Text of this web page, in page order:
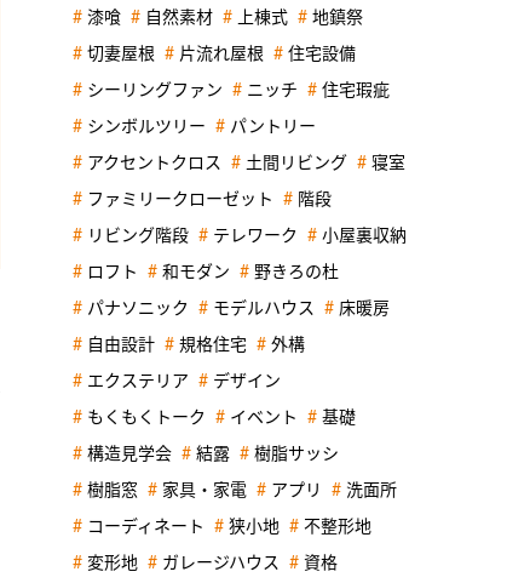
漆喰 自然素材 上棟式 地鎮祭
切妻屋根 片流れ屋根 住宅設備
シーリングファン ニッチ 住宅瑕疵
シンボルツリー パントリー
アクセントクロス 土間リビング 寝室
ファミリークローゼット 階段
リビング階段 テレワーク 小屋裏収納
ロフト 和モダン 野きろの杜
パナソニック モデルハウス 床暖房
自由設計 規格住宅 外構
エクステリア デザイン
もくもくトーク イベント 基礎
構造見学会 結露 樹脂サッシ
樹脂窓 家具・家電 アプリ 洗面所
コーディネート 狭小地 不整形地
変形地 ガレージハウス 資格